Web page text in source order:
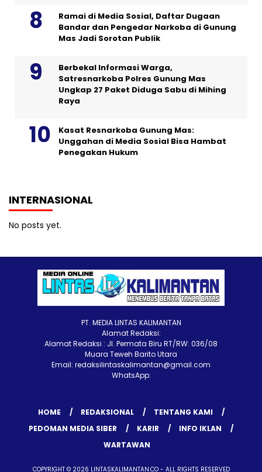
Ramai di Media Sosial, Daftar Dugaan
Bandar dan Pengedar Narkoba di Gunung
Mas Jadi Sorotan Publik
Berbekal Informasi Warga,
Satresnarkoba Polres Gunung Mas
Ungkap 27 Paket Diduga Sabu di Mihing
Raya
Kasat Resnarkoba Gunung Mas:
Unggahan di Media Sosial Bisa Hambat
Penegakan Hukum
INTERNASIONAL
No posts yet.
PT. MEDIA LINTAS KALIMANTAN
Alamat Redaksi:
Alamat Redaksi : Jl. Permata Biru RT/RW: 036/08
Muara Teweh Barito Utara
Email: redaksilintaskalimantan@gmail.com
WhatsApp:
HOME REDAKSIONAL
TENTANG KAMI
PEDOMAN MEDIA SIBER
KARIR
INFO IKLAN
WARTAWAN
COPYRIGHT © 2026 LINTASKALIMANTAN.CO - ALL RIGHTS RESERVED